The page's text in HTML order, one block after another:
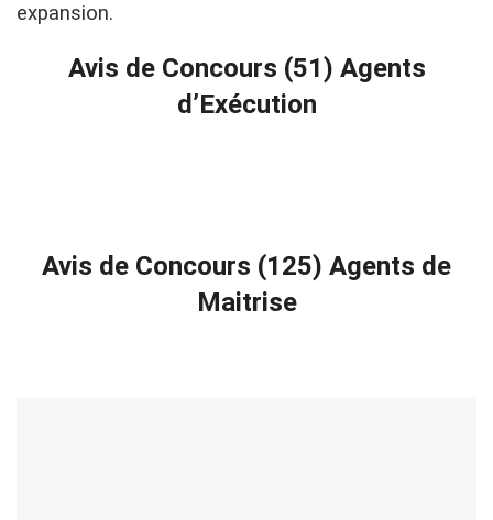
expansion.
Avis de Concours (51) Agents
d’Exécution
Avis de Concours (125) Agents de
Maitrise